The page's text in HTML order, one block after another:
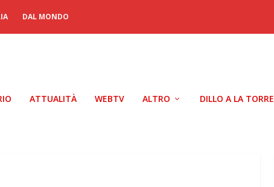
DAL MONDO
ATTUALITÀ WEBTV ALTRO DILLO A LA TORRE